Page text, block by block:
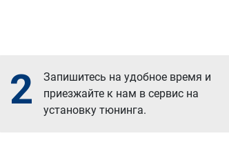
2
Запишитесь на удобное время и
приезжайте к нам в сервис на
установку тюнинга.